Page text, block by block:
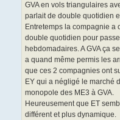
GVA en vols triangulaires
parlait de double quotidien
Entretemps la compagnie a
double quotidien pour
hebdomadaires. A GVA ça
a quand même permis les
que ces 2 compagnies ont
EY qui a négligé le marché
monopole des ME3 à GVA.
Heureusement que ET
différent et plus dynamique.